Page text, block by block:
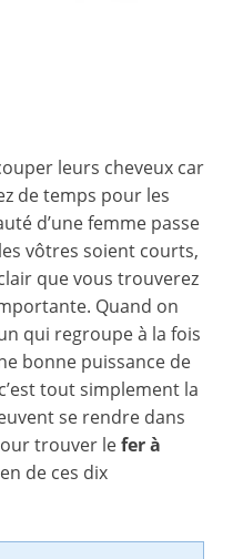
leurs cheveux car
de temps pour les
d’une femme passe
vôtres soient courts,
que vous trouverez
Quand on
qui regroupe à la fois
bonne puissance de
tout simplement la
se rendre dans
trouver lefer à
de ces dix